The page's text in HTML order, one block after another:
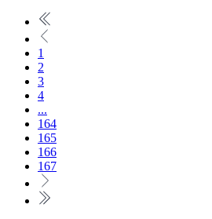
1
2
3
4
...
164
165
166
167